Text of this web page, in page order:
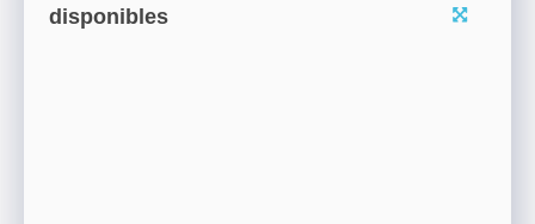
disponibles